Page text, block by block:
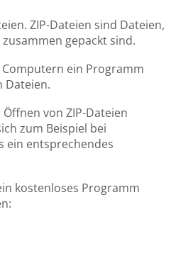
ZIP-Dateien sind Dateien,
gepackt sind.
ein Programm
Dateien.
von ZIP-Dateien
zum Beispiel bei
ein entsprechendes
kostenloses Programm